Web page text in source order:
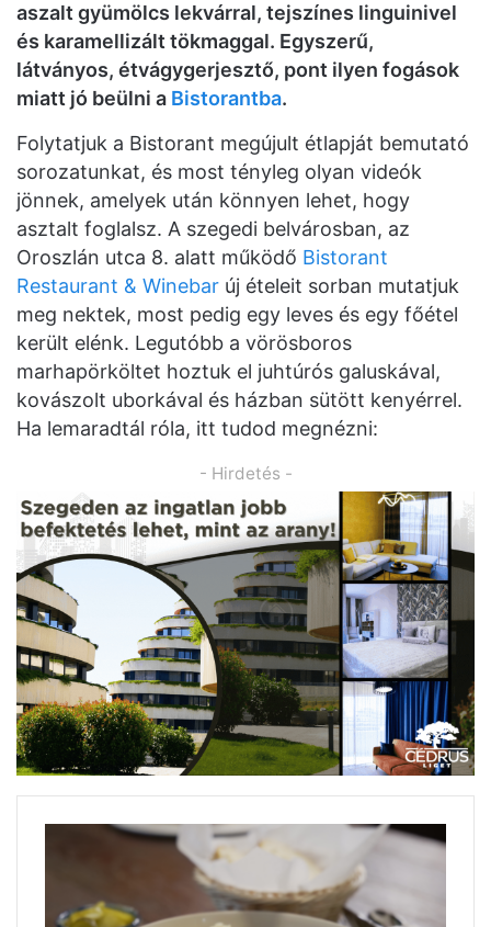
aszalt gyümölcs lekvárral, tejszínes linguinivel
és karamellizált tökmaggal. Egyszerű,
látványos, étvágygerjesztő, pont ilyen fogások
miatt jó beülni a Bistorantba.
Folytatjuk a Bistorant megújult étlapját bemutató
sorozatunkat, és most tényleg olyan videók
jönnek, amelyek után könnyen lehet, hogy
asztalt foglalsz. A szegedi belvárosban, az
Oroszlán utca 8. alatt működő Bistorant
Restaurant & Winebar új ételeit sorban mutatjuk
meg nektek, most pedig egy leves és egy főétel
került elénk. Legutóbb a vörösboros
marhapörköltet hoztuk el juhtúrós galuskával,
kovászolt uborkával és házban sütött kenyérrel.
Ha lemaradtál róla, itt tudod megnézni:
- Hirdetés -